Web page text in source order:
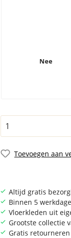
Nee
Toevoegen aan
Altijd gratis
Binnen 5
Vloerkleden uit
Grootste collectie
Gratis retourneren